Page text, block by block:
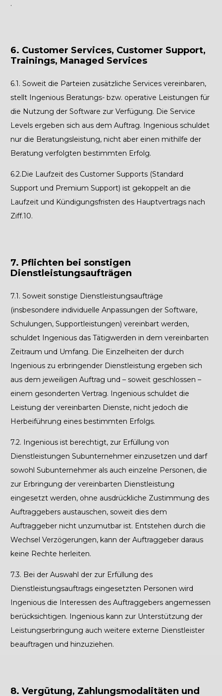
.
6. Customer Services, Customer Support,
Trainings, Managed Services
6.1. Soweit die Parteien zusätzliche Services vereinbaren,
stellt Ingenious Beratungs- bzw. operative Leistungen für
die Nutzung der Software zur Verfügung. Die Service
Levels ergeben sich aus dem Auftrag. Ingenious schuldet
nur die Beratungsleistung, nicht aber einen mithilfe der
Beratung verfolgten bestimmten Erfolg.
6.2.Die Laufzeit des Customer Supports (Standard
Support und Premium Support) ist gekoppelt an die
Laufzeit und Kündigungsfristen des Hauptvertrags nach
Ziff.10.
7. Pflichten bei sonstigen
Dienstleistungsaufträgen
7.1. Soweit sonstige Dienstleistungsaufträge
(insbesondere individuelle Anpassungen der Software,
Schulungen, Supportleistungen) vereinbart werden,
schuldet Ingenious das Tätigwerden in dem vereinbarten
Zeitraum und Umfang. Die Einzelheiten der durch
Ingenious zu erbringender Dienstleistung ergeben sich
aus dem jeweiligen Auftrag und – soweit geschlossen –
einem gesonderten Vertrag. Ingenious schuldet die
Leistung der vereinbarten Dienste, nicht jedoch die
Herbeiführung eines bestimmten Erfolgs.
7.2. Ingenious ist berechtigt, zur Erfüllung von
Dienstleistungen Subunternehmer einzusetzen und darf
sowohl Subunternehmer als auch einzelne Personen, die
zur Erbringung der vereinbarten Dienstleistung
eingesetzt werden, ohne ausdrückliche Zustimmung des
Auftraggebers austauschen, soweit dies dem
Auftraggeber nicht unzumutbar ist. Entstehen durch die
Wechsel Verzögerungen, kann der Auftraggeber daraus
keine Rechte herleiten.
7.3. Bei der Auswahl der zur Erfüllung des
Dienstleistungsauftrags eingesetzten Personen wird
Ingenious die Interessen des Auftraggebers angemessen
berücksichtigen. Ingenious kann zur Unterstützung der
Leistungserbringung auch weitere externe Dienstleister
beauftragen und hinzuziehen.
8. Vergütung, Zahlungsmodalitäten und